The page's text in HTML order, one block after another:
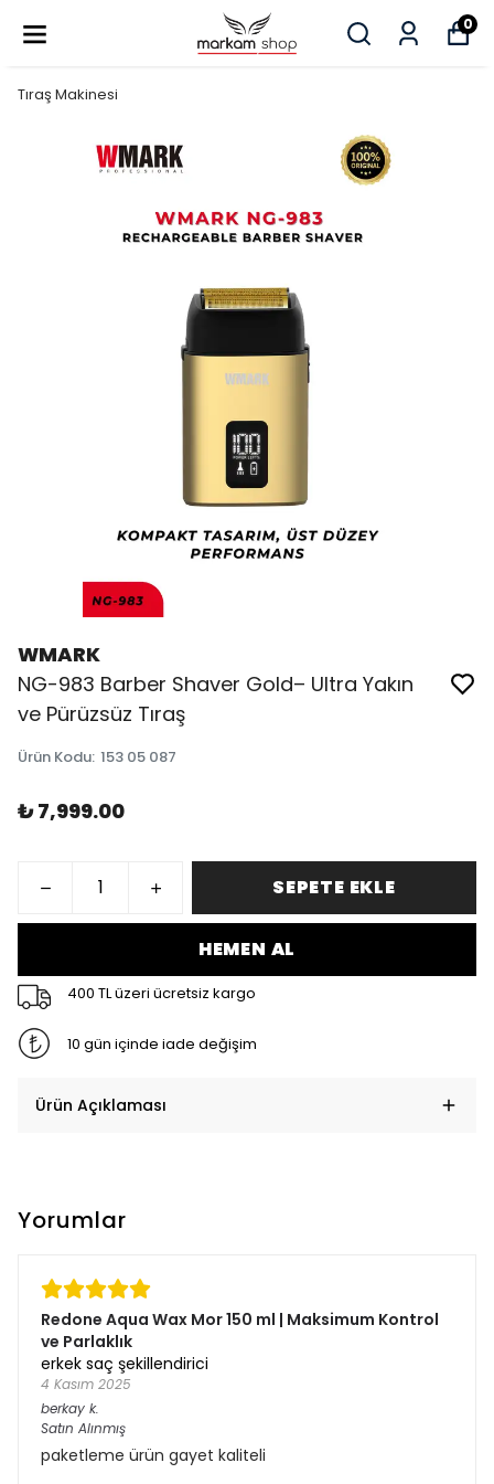
0
Tıraş Makinesi
WMARK
NG-983 Barber Shaver Gold– Ultra Yakın
ve Pürüzsüz Tıraş
Ürün Kodu: 153 05 087
₺ 7,999.00
SEPETE EKLE
HEMEN AL
400 TL üzeri ücretsiz kargo
10 gün içinde iade değişim
Ürün Açıklaması
Yorumlar
Redone Aqua Wax Mor 150 ml | Maksimum Kontrol
ve Parlaklık
erkek saç şekillendirici
4 Kasım 2025
berkay k.
Satın Alınmış
paketleme ürün gayet kaliteli